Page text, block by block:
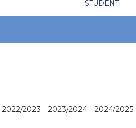
STUDENTI
2022/2023 2023/2024 2024/2025